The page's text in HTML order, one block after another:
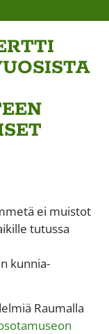
ei muistot
tutussa
kunnia-
Raumalla